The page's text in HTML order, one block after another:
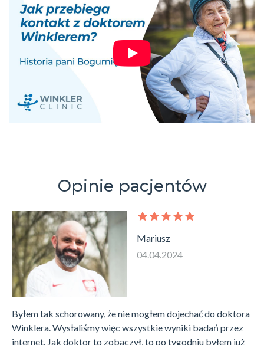
Opinie pacjentów
Mariusz
04.04.2024
Byłem tak schorowany, że nie mogłem dojechać do doktora
Winklera. Wysłaliśmy więc wszystkie wyniki badań przez
internet. Jak doktor to zobaczył, to po tygodniu byłem już